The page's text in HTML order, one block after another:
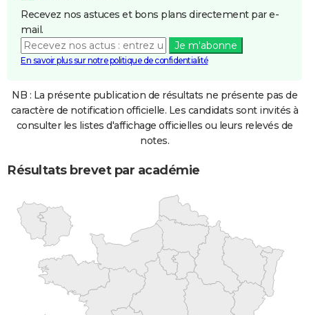
Recevez nos astuces et bons plans directement par e-
mail.
Je m'abonne
En savoir plus sur notre politique de confidentialité
NB : La présente publication de résultats ne présente pas de
caractère de notification officielle. Les candidats sont invités à
consulter les listes d'affichage officielles ou leurs relevés de
notes.
Résultats brevet par académie